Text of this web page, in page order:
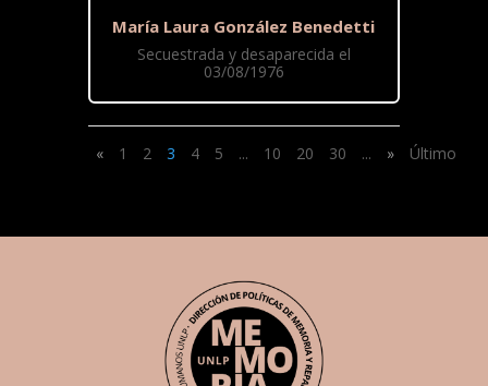
María Laura González Benedetti
Secuestrada y desaparecida el
03/08/1976
« 1 2 3 4 5 ... 10 20 30 ... » Último